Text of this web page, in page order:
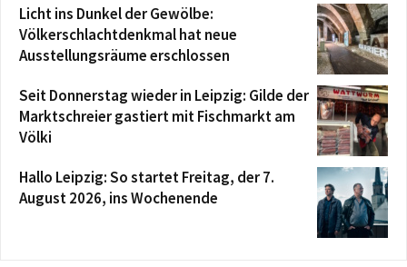
Licht ins Dunkel der Gewölbe:
Völkerschlachtdenkmal hat neue
Ausstellungsräume erschlossen
Seit Donnerstag wieder in Leipzig: Gilde der
Marktschreier gastiert mit Fischmarkt am
Völki
Hallo Leipzig: So startet Freitag, der 7.
August 2026, ins Wochenende